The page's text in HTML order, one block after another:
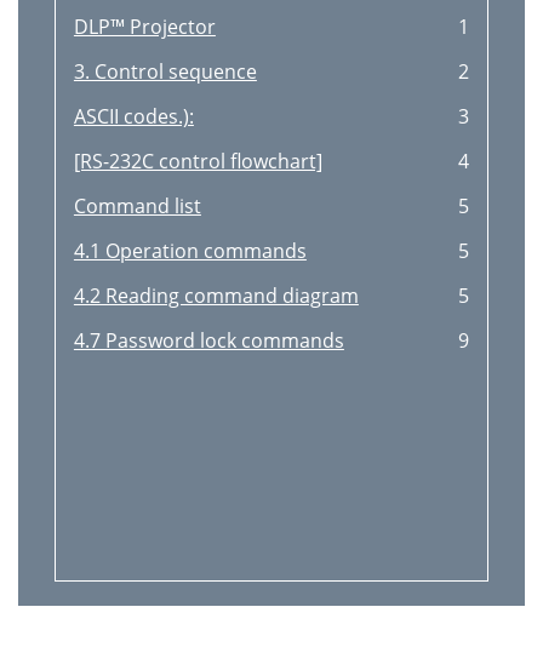
DLP™ Projector
1
3. Control sequence
2
ASCII codes.):
3
[RS-232C control flowchart]
4
Command list
5
4.1 Operation commands
5
4.2 Reading command diagram
5
4.7 Password lock commands
9